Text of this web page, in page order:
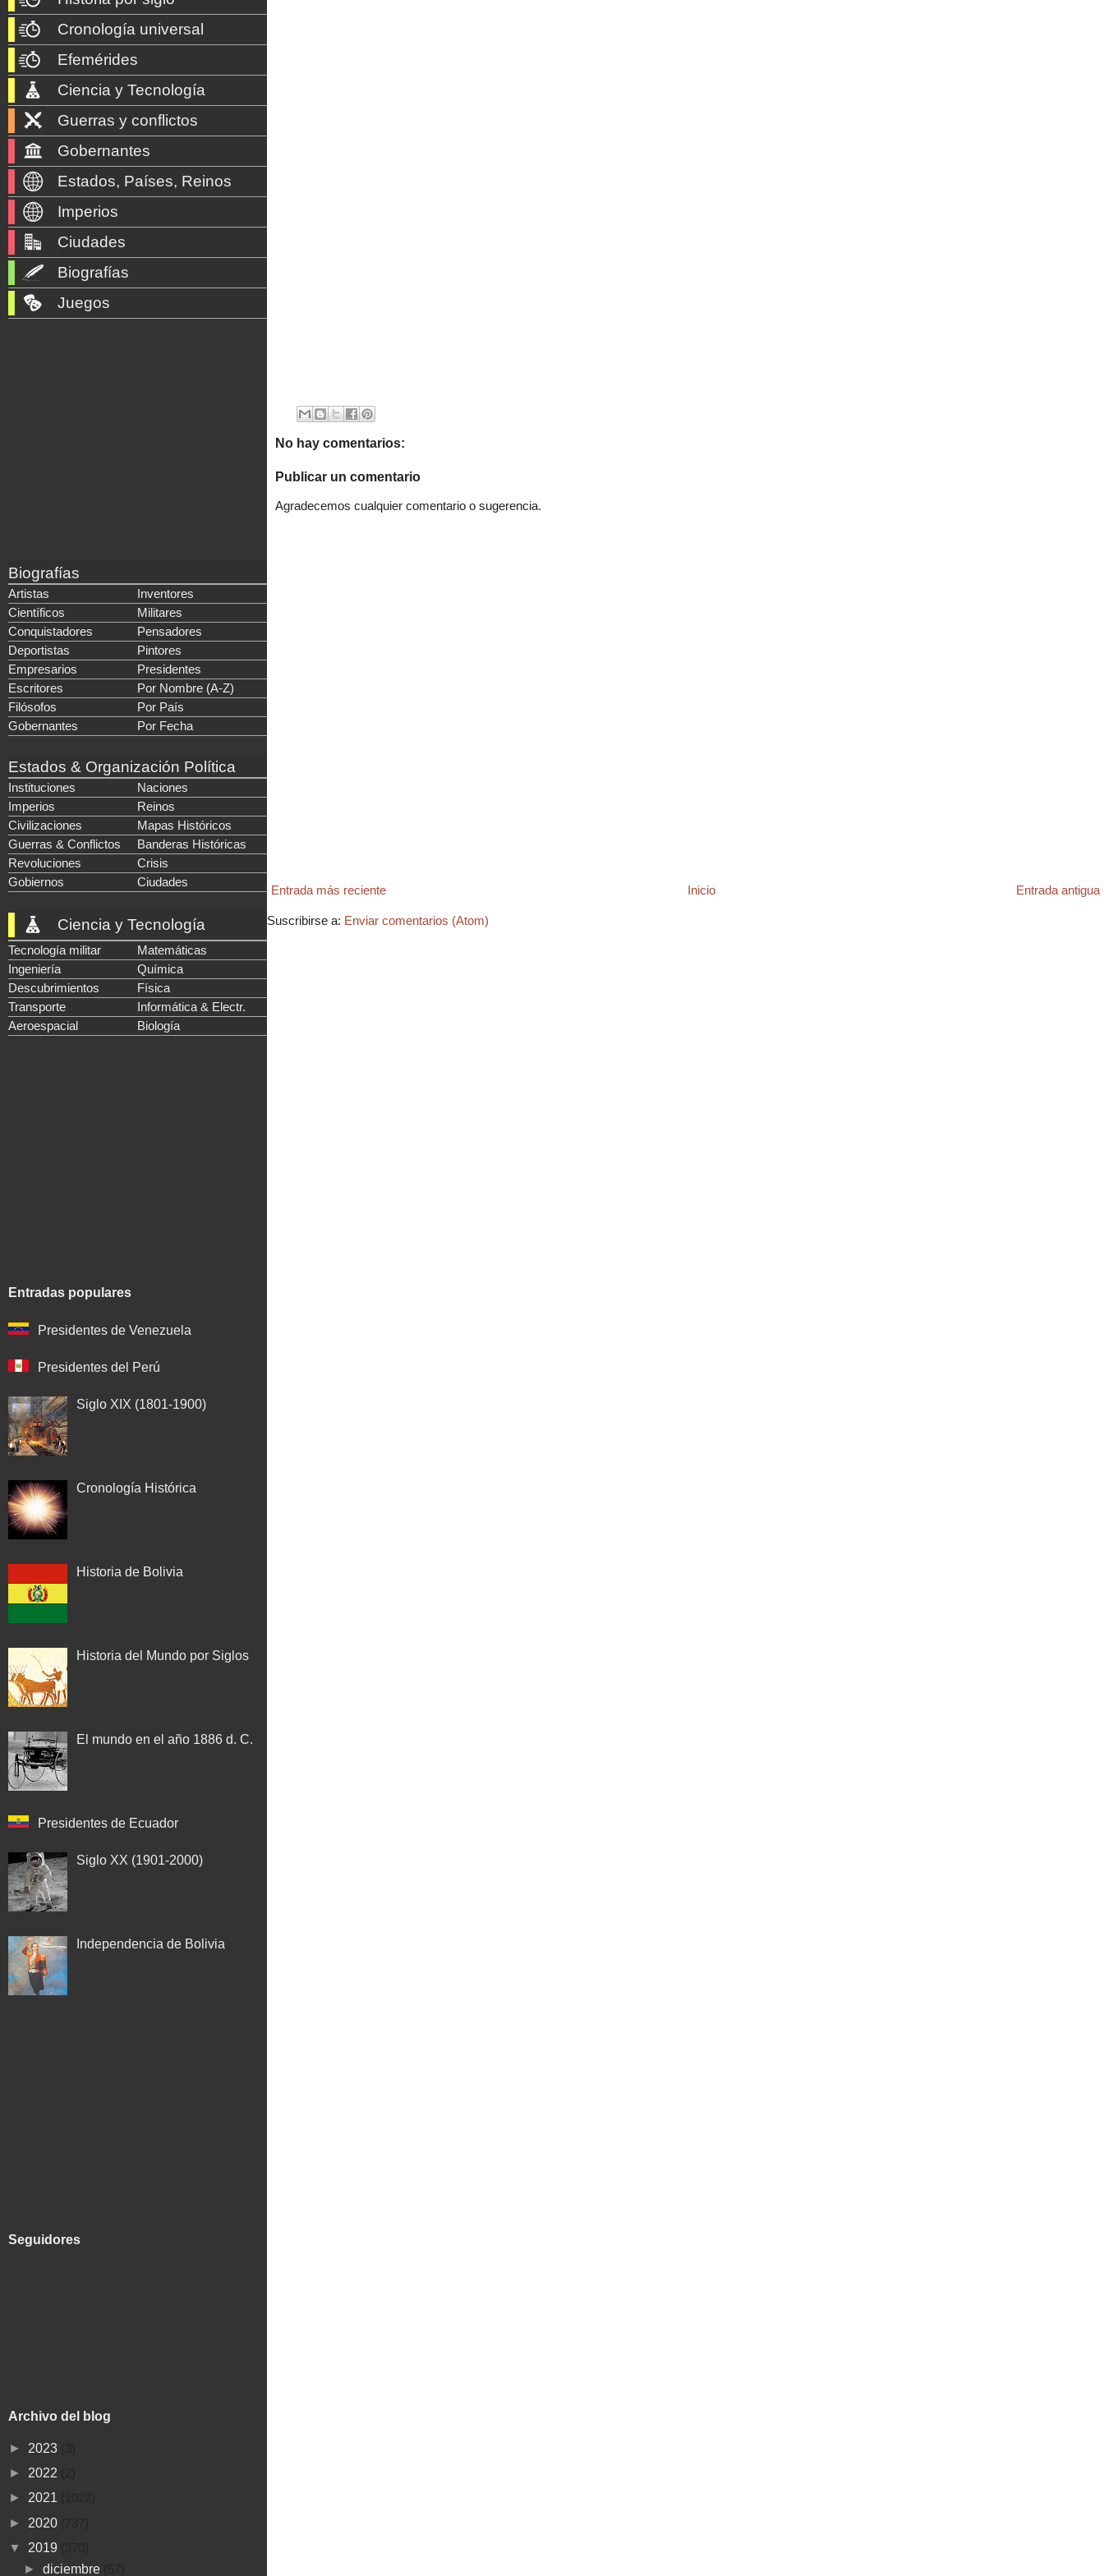
No hay comentarios:
Publicar un comentario
Agradecemos cualquier comentario o sugerencia.
Entrada más reciente Entrada antigua
Inicio
Suscribirse a: Enviar comentarios (Atom)
Cronología universal
Efemérides
Ciencia y Tecnología
Guerras y conflictos
Gobernantes
Estados, Países, Reinos
Imperios
Ciudades
Biografías
Juegos
Biografías
Artistas
Inventores
Científicos
Militares
Conquistadores
Pensadores
Deportistas
Pintores
Empresarios
Presidentes
Escritores
Por Nombre (A-Z)
Filósofos
Por País
Gobernantes
Por Fecha
Estados & Organización Política
Instituciones
Naciones
Imperios
Reinos
Civilizaciones
Mapas Históricos
Guerras & Conflictos
Banderas Históricas
Revoluciones
Crisis
Gobiernos
Ciudades
Ciencia y Tecnología
Tecnología militar
Matemáticas
Ingeniería
Química
Descubrimientos
Física
Transporte
Informática & Electr.
Aeroespacial
Biología
Entradas populares
Presidentes de Venezuela
Presidentes del Perú
Siglo XIX (1801-1900)
Cronología Histórica
Historia de Bolivia
Historia del Mundo por Siglos
El mundo en el año 1886 d. C.
Presidentes de Ecuador
Siglo XX (1901-2000)
Independencia de Bolivia
Seguidores
Archivo del blog
► 2023
► 2022
► 2021
► 2020
▼ 2019
► diciembre